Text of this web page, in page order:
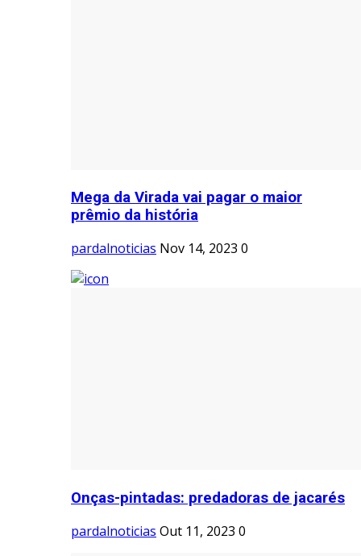
Mega da Virada vai pagar o maior
prêmio da história
pardalnoticias Nov 14, 2023 0
Onças-pintadas: predadoras de jacarés
pardalnoticias Out 11, 2023 0